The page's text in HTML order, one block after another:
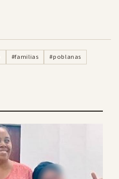
#familias
#poblanas